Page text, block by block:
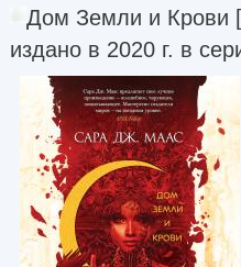
Дом Земли и Крови
издано в 2020 г. в